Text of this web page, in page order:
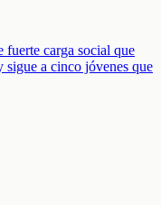
fuerte carga social que
sigue a cinco jóvenes que